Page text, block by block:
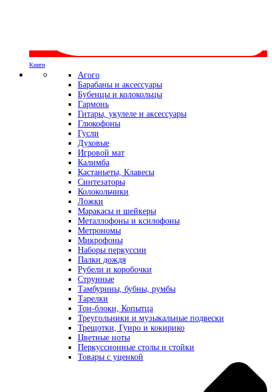
Книги
Агого
Барабаны и аксессуары
Бубенцы и колокольцы
Гармонь
Гитары, укулеле и аксессуары
Глюкофоны
Гусли
Духовые
Игровой мат
Калимба
Кастаньеты, Клавесы
Синтезаторы
Колокольчики
Ложки
Маракасы и шейкеры
Металлофоны и ксилофоны
Метрономы
Микрофоны
Наборы перкуссии
Палки дождя
Рубели и коробочки
Струнные
Тамбурины, бубны, румбы
Тарелки
Тон-блоки, Копытца
Треугольники и музыкальные подвески
Трещотки, Гуиро и кокирико
Цветные ноты
Перкуссионные столы и стойки
Товары с уценкой